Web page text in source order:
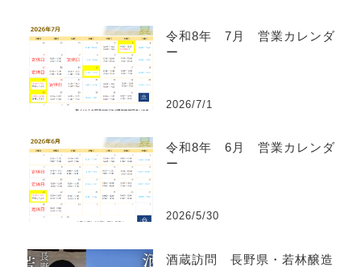
令和8年 7月 営業カレンダ
ー
2026/7/1
令和8年 6月 営業カレンダ
ー
2026/5/30
酒蔵訪問 長野県・若林醸造